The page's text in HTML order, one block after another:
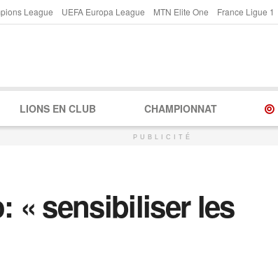
League UEFA Europa League MTN Elite One France Ligue 1
LIONS EN CLUB CHAMPIONNAT
PUBLICITÉ
« sensibiliser les